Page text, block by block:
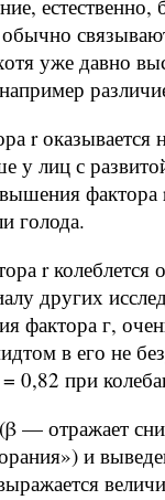
естественно,
уже давно
r
у лиц с
голода.
r колеблется
других
фактора г,
в его не
0,82 при
отражает
и